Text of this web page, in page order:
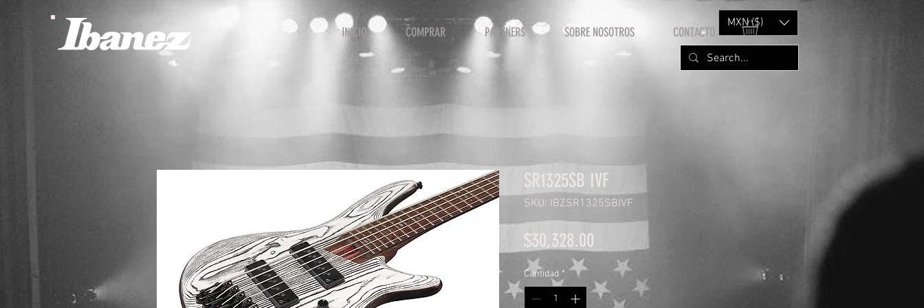
INICIO COMPRAR PARTNERS SOBRE NOSOTROS CONTACTO
MXN ($)
SR1325SB IVF
SKU: IBZSR1325SBIVF
$30,328.00
Cantidad *